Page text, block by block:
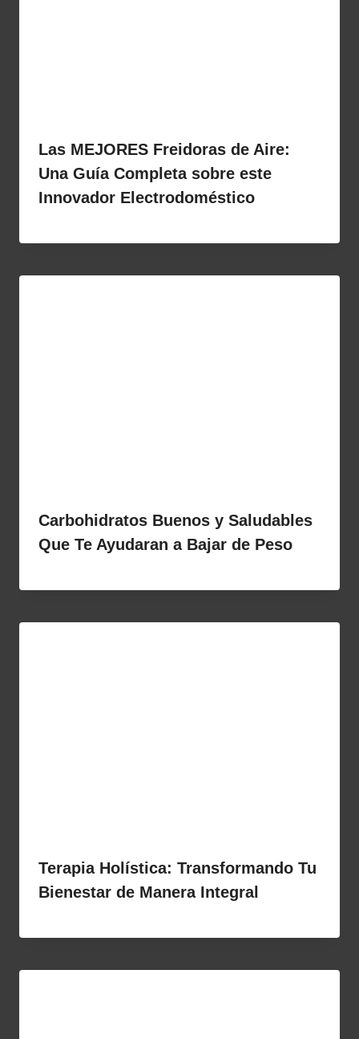
Las MEJORES Freidoras de Aire:
Una Guía Completa sobre este
Innovador Electrodoméstico
Carbohidratos Buenos y Saludables
Que Te Ayudaran a Bajar de Peso
Terapia Holística: Transformando Tu
Bienestar de Manera Integral